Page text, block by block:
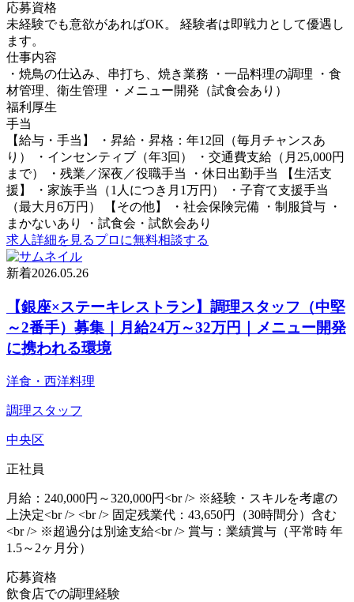
応募資格
未経験でも意欲があればOK。 経験者は即戦力として優遇し
ます。
仕事内容
・焼鳥の仕込み、串打ち、焼き業務 ・一品料理の調理 ・食
材管理、衛生管理 ・メニュー開発（試食会あり）
福利厚生
手当
【給与・手当】 ・昇給・昇格：年12回（毎月チャンスあ
り） ・インセンティブ（年3回） ・交通費支給（月25,000円
まで） ・残業／深夜／役職手当 ・休日出勤手当 【生活支
援】 ・家族手当（1人につき月1万円） ・子育て支援手当
（最大月6万円） 【その他】 ・社会保険完備 ・制服貸与 ・
まかないあり ・試食会・試飲会あり
求人詳細を見るプロに無料相談する
新着2026.05.26
【銀座×ステーキレストラン】調理スタッフ（中堅
～2番手）募集｜月給24万～32万円｜メニュー開発
に携われる環境
洋食・西洋料理
調理スタッフ
中央区
正社員
月給：240,000円～320,000円<br /> ※経験・スキルを考慮の
上決定<br /> <br /> 固定残業代：43,650円（30時間分）含む
<br /> ※超過分は別途支給<br /> 賞与：業績賞与（平常時 年
1.5～2ヶ月分）
応募資格
飲食店での調理経験